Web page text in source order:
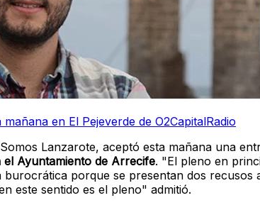
en El Pejeverde de O2CapitalRadio
Lanzarote, aceptó esta mañana una
Ayuntamiento de Arrecife. "El pleno en
burocrática porque se presentan dos recusos
este sentido es el pleno" admitió.